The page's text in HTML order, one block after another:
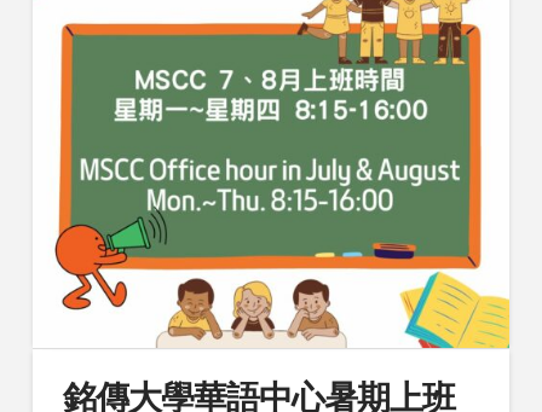
銘傳大學華語中心暑期上班